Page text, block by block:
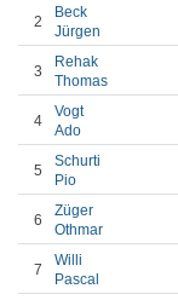
2
Beck
Jürgen
3
Rehak
Thomas
4
Vogt
Ado
5
Schurti
Pio
6
Züger
Othmar
7
Willi
Pascal